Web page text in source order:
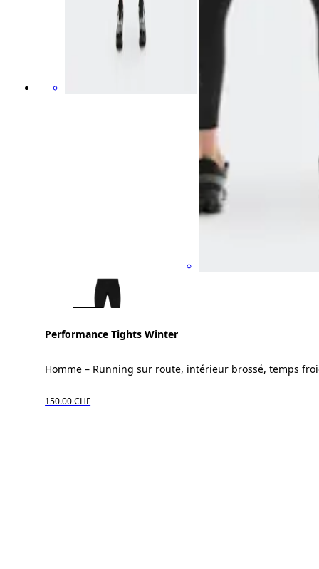
Performance Tights Winter
Homme – Running sur route, intérieur brossé, temps
150.00 CHF